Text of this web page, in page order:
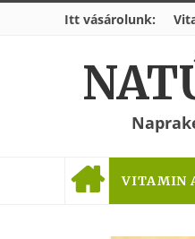
Itt vásárolunk:
VITAMIN